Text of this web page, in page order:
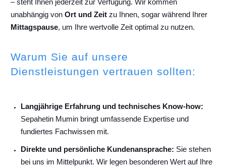
– steht Ihnen jederzeit zur Verfügung. Wir kommen
unabhängig von Ort und Zeit zu Ihnen, sogar während Ihrer
Mittagspause, um Ihre wertvolle Zeit optimal zu nutzen.
Warum Sie auf unsere
Dienstleistungen vertrauen sollten:
Langjährige Erfahrung und technisches Know-how:
Sepahetin Mumin bringt umfassende Expertise und
fundiertes Fachwissen mit.
Direkte und persönliche Kundenansprache: Sie stehen
bei uns im Mittelpunkt. Wir legen besonderen Wert auf Ihre